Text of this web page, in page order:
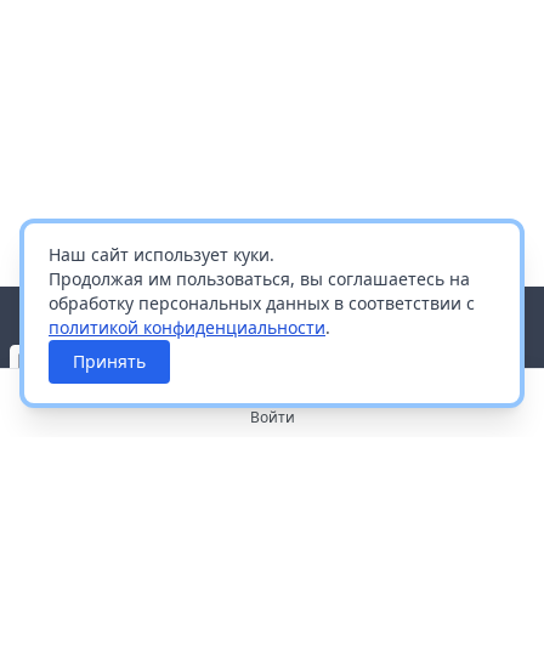
Наш сайт использует куки.
Продолжая им пользоваться, вы соглашаетесь на
обработку персональных данных в соответствии с
политикой конфиденциальности.
Принять
Войти